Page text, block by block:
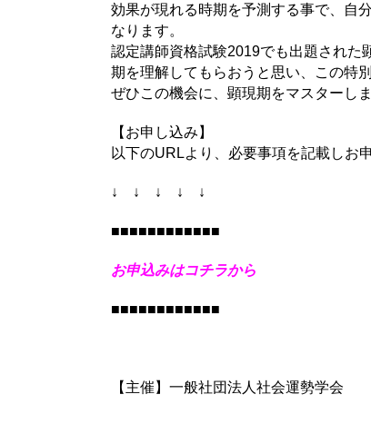
効果が現れる時期を予測する事で、自
なります。
認定講師資格試験2019でも出題された
期を理解してもらおうと思い、この特
ぜひこの機会に、顕現期をマスターし
【お申し込み】
以下のURLより、必要事項を記載しお
↓ ↓ ↓ ↓ ↓
■■■■■■■■■■■■
お申込みはコチラから
■■■■■■■■■■■■
【主催】一般社団法人社会運勢学会